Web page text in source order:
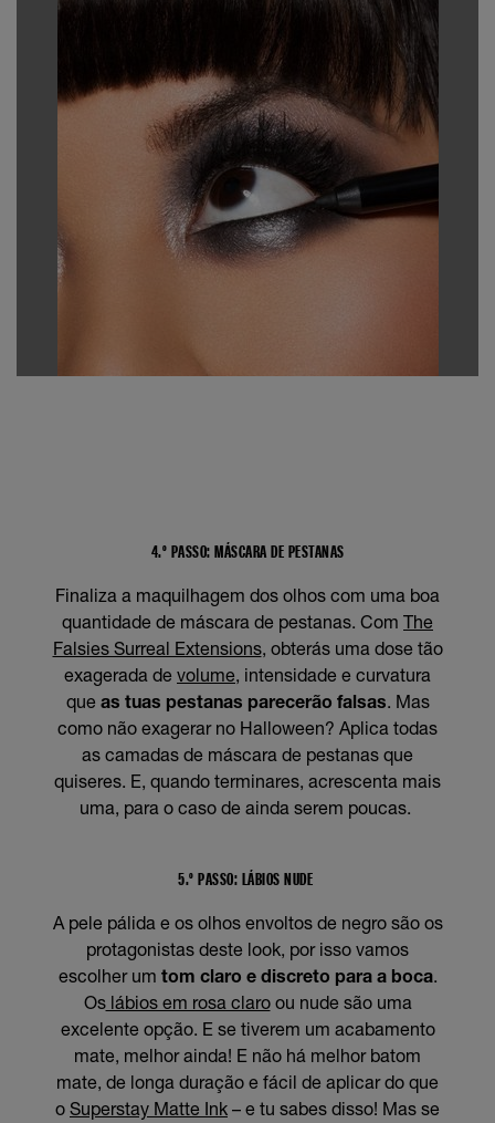
4.º PASSO: MÁSCARA DE PESTANAS
Finaliza a maquilhagem dos olhos com uma boa
quantidade de máscara de pestanas. Com The
Falsies Surreal Extensions, obterás uma dose tão
exagerada de volume, intensidade e curvatura
que as tuas pestanas parecerão falsas. Mas
como não exagerar no Halloween? Aplica todas
as camadas de máscara de pestanas que
quiseres. E, quando terminares, acrescenta mais
uma, para o caso de ainda serem poucas.
5.º PASSO: LÁBIOS NUDE
A pele pálida e os olhos envoltos de negro são os
protagonistas deste look, por isso vamos
escolher um tom claro e discreto para a boca.
Oslábios em rosa claroou nude são uma
excelente opção. E se tiverem um acabamento
mate, melhor ainda! E não há melhor batom
mate, de longa duração e fácil de aplicar do que
o Superstay Matte Ink – e tu sabes disso! Mas se